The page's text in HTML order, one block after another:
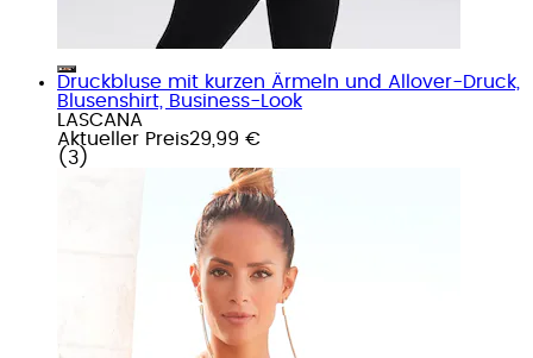
Druckbluse mit kurzen Ärmeln und Allover-Druck,
Blusenshirt, Business-Look
LASCANA
Aktueller Preis29,99 €
( 3 )